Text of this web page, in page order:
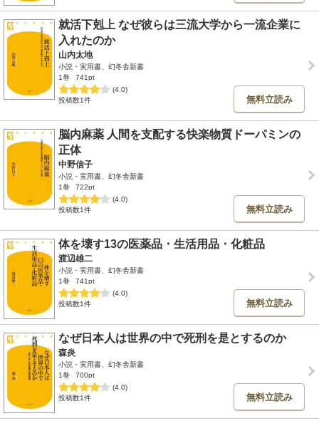
就活下剋上 なぜ彼らは三流大学から一流企業に
入れたのか
山内太地
小説・実用書、幻冬舎新書
1巻
741pt
(4.0)
投稿数1件
無料立読み
脳内麻薬 人間を支配する快楽物質ドーパミンの
正体
中野信子
小説・実用書、幻冬舎新書
1巻
722pt
(4.0)
投稿数1件
無料立読み
体を壊す13の医薬品・生活用品・化粧品
渡辺雄二
小説・実用書、幻冬舎新書
1巻
741pt
(4.0)
投稿数1件
無料立読み
なぜ日本人は世界の中で死刑を是とするのか
森炎
小説・実用書、幻冬舎新書
1巻
700pt
(4.0)
投稿数1件
無料立読み